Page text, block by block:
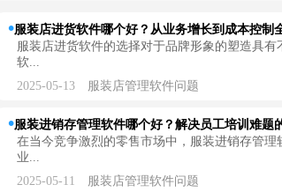
服装店进货软件哪个好？从业务增长到成本控制
服装店进货软件的选择对于品牌形象的塑造具
软...
2025-05-13 服装店管理软件问题
服装进销存管理软件哪个好？解决员工培训难题
在当今竞争激烈的零售市场中，服装进销存管
业...
2025-05-11 服装店管理软件问题